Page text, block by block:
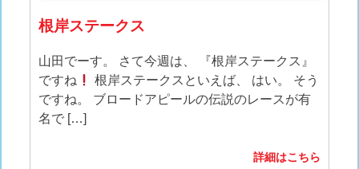
根岸ステークス
山田でーす。 さて今週は、 『根岸ステークス』
ですね
根岸ステークスといえば、 はい。 そう
ですね。 ブロードアピールの伝説のレースが有
名で […]
詳細はこちら